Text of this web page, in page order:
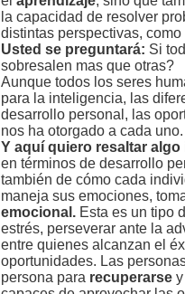
la capacidad de resolver
distintas perspectivas,
Usted se preguntará: Si
sobresalen mas que otras?
Aunque todos los seres
para la inteligencia, las
desarrollo personal, las
nos ha otorgado a cada uno.
Y aquí quiero resaltar algo
en términos de desarrollo
también de cómo cada
maneja sus emociones,
emocional. Esta es un tipo
estrés, perseverar ante la
entre quienes alcanzan el
oportunidades. Las
persona para recuperarse y